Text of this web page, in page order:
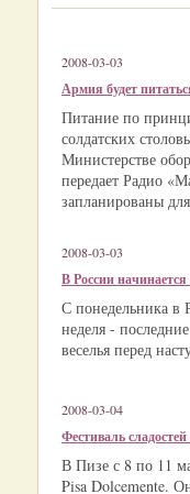
2008-03-03
Армия будет
Питание по
солдатских
Министерстве
передает Радио
запланированы
2008-03-03
В России
С понедельника в
неделя -
веселья перед
2008-03-04
Фестиваль
В Пизе с 8 по 11
Pisa Dolcemente.